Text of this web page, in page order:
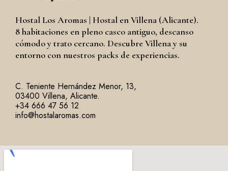
Hostal Los Aromas | Hostal en Villena (Alicante).
8 habitaciones en pleno casco antiguo, descanso
cómodo y trato cercano. Descubre Villena y su
entorno con nuestros packs de experiencias.
C. Teniente Hernández Menor, 13,
03400 Villena, Alicante.
+34 666 47 56 12
info@hostalaromas.com